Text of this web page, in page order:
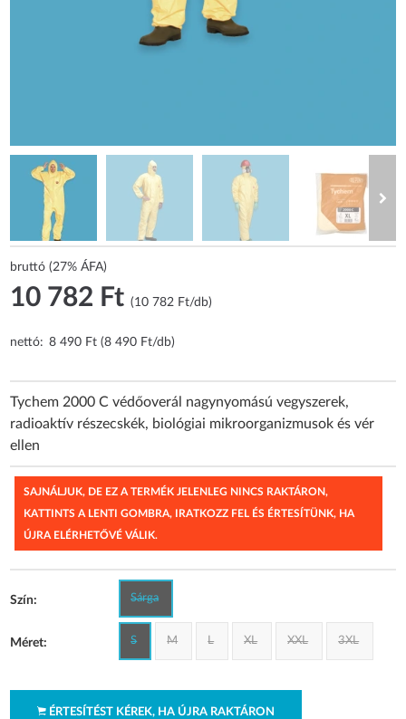
bruttó (27% ÁFA)
10 782 Ft(10 782 Ft/db)
nettó: 8 490 Ft (8 490 Ft/db)
Tychem 2000 C védőoverál nagynyomású vegyszerek,
radioaktív részecskék, biológiai mikroorganizmusok és vér
ellen
SAJNÁLJUK, DE EZ A TERMÉK JELENLEG NINCS RAKTÁRON,
KATTINTS A LENTI GOMBRA, IRATKOZZ FEL ÉS ÉRTESÍTÜNK, HA
ÚJRA ELÉRHETŐVÉ VÁLIK.
Szín: Sárga
Méret: S M L XL XXL 3XL
ÉRTESÍTÉST KÉREK, HA ÚJRA RAKTÁRON